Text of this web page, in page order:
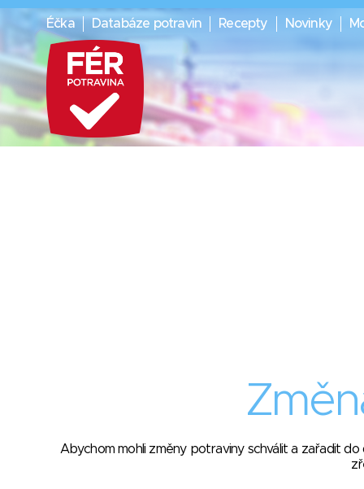
Éčka Databáze potravin Recepty Novinky
Abychom mohli změny potraviny schválit a zařadit